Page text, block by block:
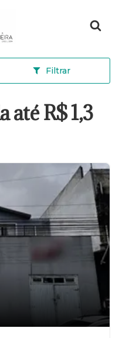
Filtrar
até R$ 1,3